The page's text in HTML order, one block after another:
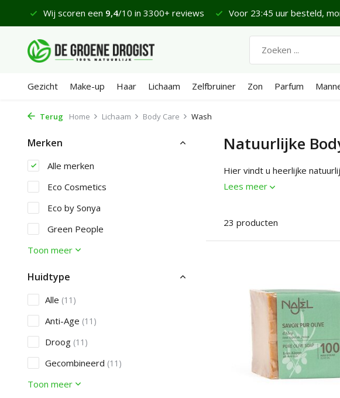
Wij scoren een 9,4/10 in 3300+ reviews Voor 23:45 uur besteld,
Gezicht Make-up Haar Lichaam Zelfbruiner Zon Parfum
Terug Home Lichaam Body Care Wash
Merken
Alle merken
Eco Cosmetics
Eco by Sonya
Green People
Toon meer
Huidtype
Alle (11)
Anti-Age (11)
Droog (11)
Gecombineerd (11)
Toon meer
Natuurlijke
Hier vindt u heerlijke
Lees meer
23 producten